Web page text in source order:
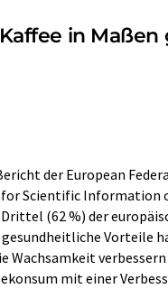
Kaffee in
der European
Scientific Information
(62 %) der
Vorteile
Wachsamkeit
mit einer